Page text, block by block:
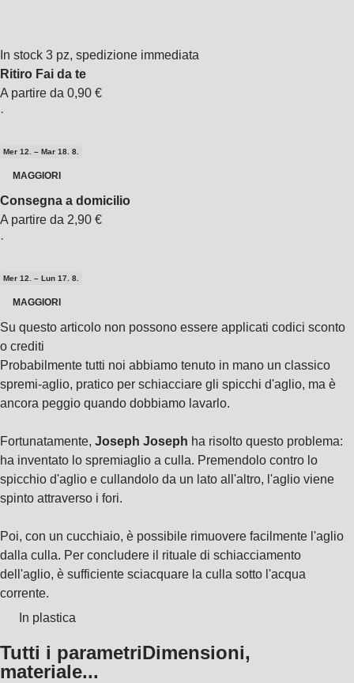
In stock 3 pz, spedizione immediata
Ritiro Fai da te
A partire da 0,90 €
·
Mer 12. – Mar 18. 8.
MAGGIORI
Consegna a domicilio
A partire da 2,90 €
·
Mer 12. – Lun 17. 8.
MAGGIORI
Su questo articolo non possono essere applicati codici sconto
o crediti
Probabilmente tutti noi abbiamo tenuto in mano un classico
spremi-aglio, pratico per schiacciare gli spicchi d'aglio, ma è
ancora peggio quando dobbiamo lavarlo.
Fortunatamente, Joseph Joseph ha risolto questo problema:
ha inventato lo spremiaglio a culla. Premendolo contro lo
spicchio d'aglio e cullandolo da un lato all'altro, l'aglio viene
spinto attraverso i fori.
Poi, con un cucchiaio, è possibile rimuovere facilmente l'aglio
dalla culla. Per concludere il rituale di schiacciamento
dell'aglio, è sufficiente sciacquare la culla sotto l'acqua
corrente.
In plastica
Tutti i parametriDimensioni,
materiale...